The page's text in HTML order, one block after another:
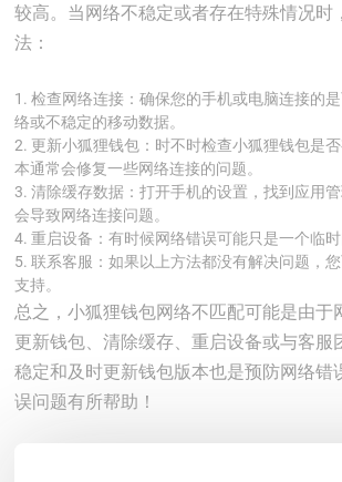
较高。当网络不稳定或者存在特殊情况
法：
1. 检查网络连接：确保您的手机或电脑连接的
络或不稳定的移动数据。
2. 更新小狐狸钱包：时不时检查小狐狸钱包是
本通常会修复一些网络连接的问题。
3. 清除缓存数据：打开手机的设置，找到应用
会导致网络连接问题。
4. 重启设备：有时候网络错误可能只是一个临
5. 联系客服：如果以上方法都没有解决问题，
支持。
总之，小狐狸钱包网络不匹配可能是由于
更新钱包、清除缓存、重启设备或与客
稳定和及时更新钱包版本也是预防网络
误问题有所帮助！